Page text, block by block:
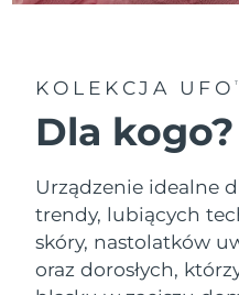
KOLEKCJA UFO
Dla kogo?
Urządzenie idealne
trendy, lubiących
skóry, nastolatków
oraz dorosłych,